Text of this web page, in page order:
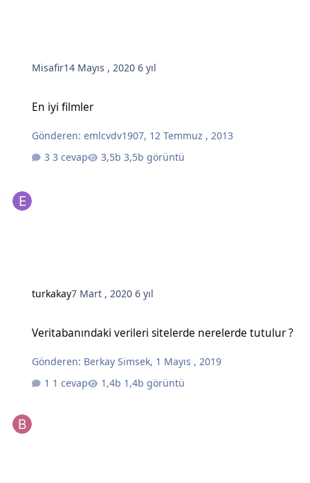
Misafir14 Mayıs , 20206 yıl
En iyi filmler
Gönderen:emlcvdv1907, 12 Temmuz , 2013
3 cevap
3,5b görüntü
turkakay7 Mart , 20206 yıl
Veritabanındaki verileri sitelerde nerelerde tutulur ?
Gönderen: Berkay Simsek, 1 Mayıs , 2019
1 cevap
1,4b görüntü